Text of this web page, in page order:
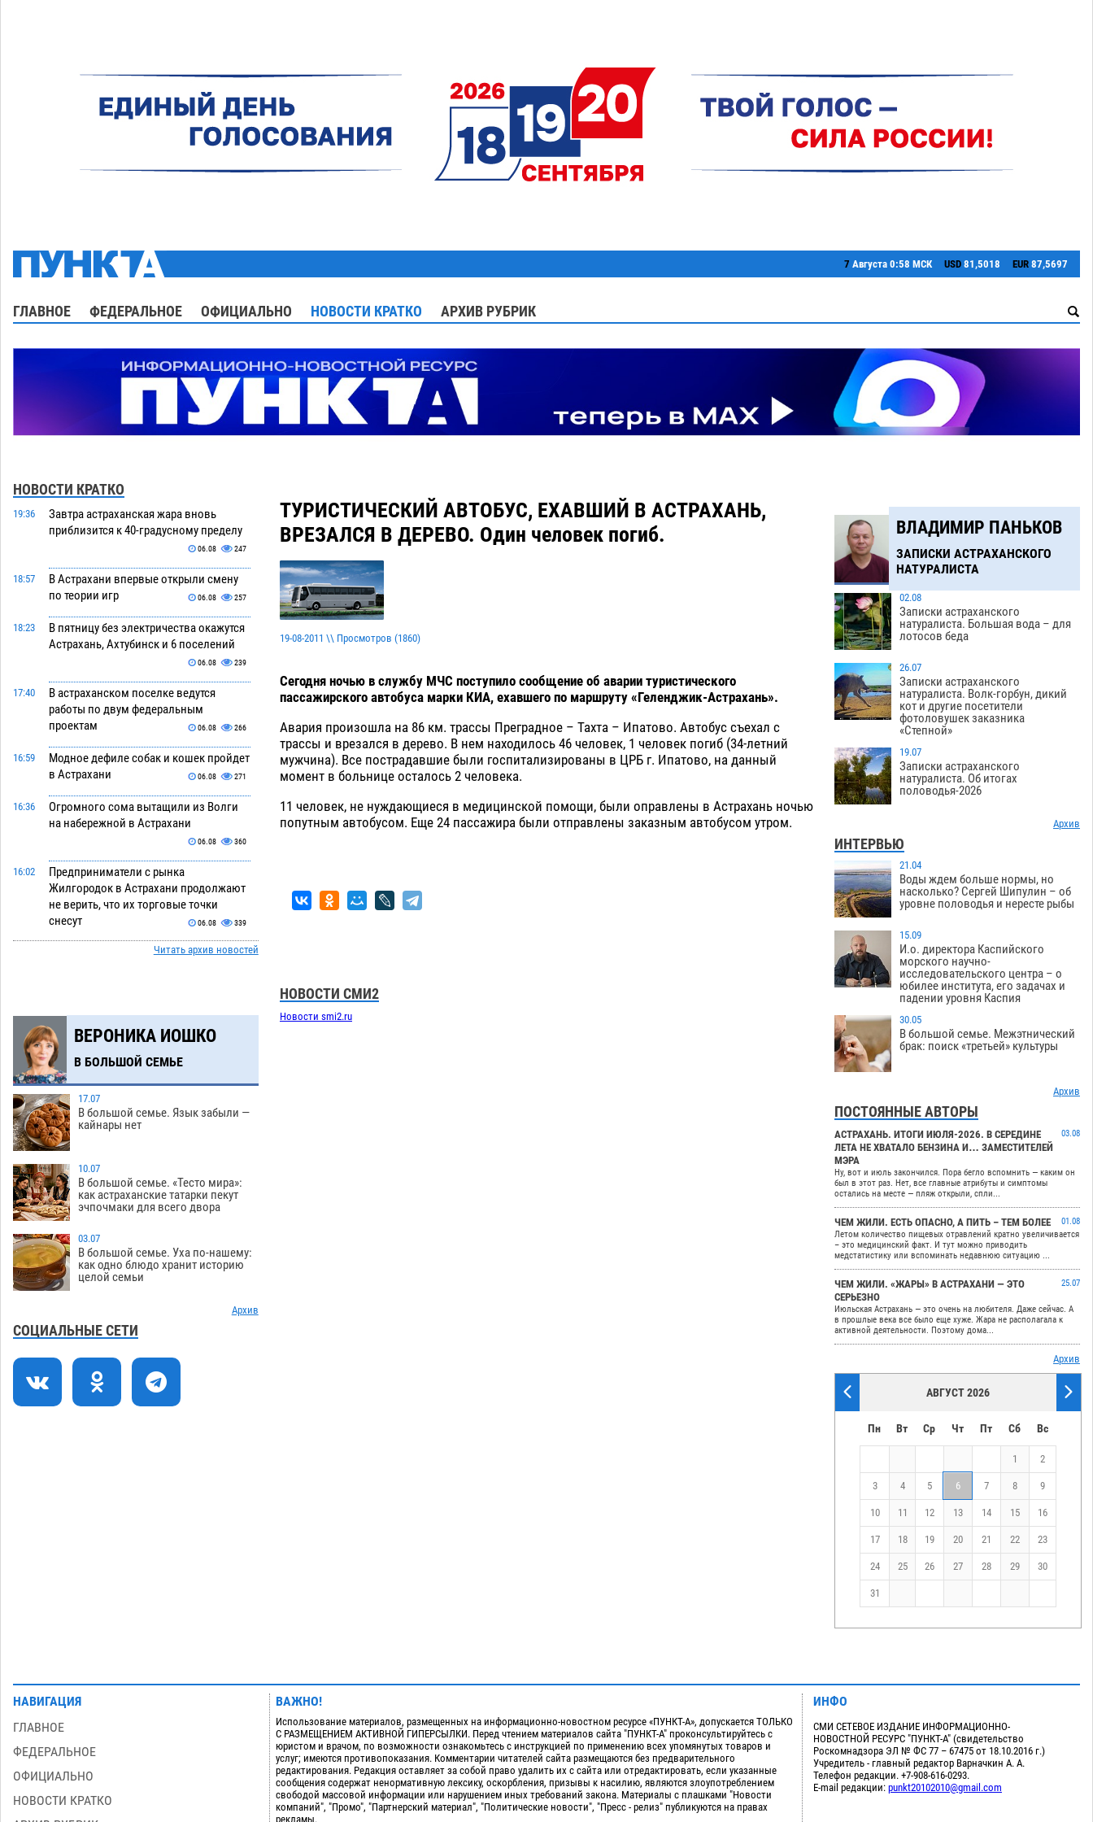
7 Августа 0:58 МСК USD 81,5018 EUR 87,5697
ГЛАВНОЕ ФЕДЕРАЛЬНОЕ ОФИЦИАЛЬНО НОВОСТИ КРАТКО АРХИВ РУБРИК
НОВОСТИ КРАТКО
19:36
Завтра астраханская жара вновь
приблизится к 40-градусному пределу
06.08 247
18:57
В Астрахани впервые открыли смену
по теории игр
06.08 257
18:23
В пятницу без электричества окажутся
Астрахань, Ахтубинск и 6 поселений
06.08 239
17:40
В астраханском поселке ведутся
работы по двум федеральным
проектам
06.08 266
16:59
Модное дефиле собак и кошек пройдет
в Астрахани
06.08 271
16:36
Огромного сома вытащили из Волги
на набережной в Астрахани
06.08 360
16:02
Предприниматели с рынка
Жилгородок в Астрахани продолжают
не верить, что их торговые точки
снесут
06.08 339
Ящерицу из астраханской пустыни
14:35
Буддийские святыни из Астрахани
выставили в музее Пушкина в Москве
13:50
Мэрия Астрахани переводит городские
зеленые зоны на автоматический
полив
06.08 262
13:13
Скончался второй ребенок после
пожара в Астрахани
12:49
Астраханские гандболисты с крупной
победы стартовали на Всероссийской
12:16
В астраханском селе невестка
изрешетила машину свекрови
11:45
Астраханские приставы выдворили 12
Шереметьево
11:08
Как астраханцы назвали своих детей в
июле
Читать архив новостей
ВЕРОНИКА ИОШКО
В БОЛЬШОЙ СЕМЬЕ
17.07
В большой семье. Язык забыли —
кайнары нет
10.07
В большой семье. «Тесто мира»:
как астраханские татарки пекут
эчпочмаки для всего двора
03.07
В большой семье. Уха по-нашему:
как одно блюдо хранит историю
целой семьи
Архив
СОЦИАЛЬНЫЕ СЕТИ
ТУРИСТИЧЕСКИЙ АВТОБУС, ЕХАВШИЙ В АСТРАХАНЬ,
ВРЕЗАЛСЯ В ДЕРЕВО. Один человек погиб.
19-08-2011 \\ Просмотров (1860)
Сегодня ночью в службу МЧС поступило сообщение об аварии туристического
пассажирского автобуса марки КИА, ехавшего по маршруту «Геленджик-Астрахань».
Авария произошла на 86 км. трассы Преградное – Тахта – Ипатово. Автобус съехал с
трассы и врезался в дерево. В нем находилось 46 человек, 1 человек погиб (34-летний
мужчина). Все пострадавшие были госпитализированы в ЦРБ г. Ипатово, на данный
момент в больнице осталось 2 человека.
11 человек, не нуждающиеся в медицинской помощи, были оправлены в Астрахань ночью
попутным автобусом. Еще 24 пассажира были отправлены заказным автобусом утром.
НОВОСТИ СМИ2
Новости smi2.ru
ВЛАДИМИР ПАНЬКОВ
ЗАПИСКИ АСТРАХАНСКОГО
НАТУРАЛИСТА
02.08
Записки астраханского
натуралиста. Большая вода – для
лотосов беда
26.07
Записки астраханского
натуралиста. Волк-горбун, дикий
кот и другие посетители
фотоловушек заказника
«Степной»
19.07
Записки астраханского
натуралиста. Об итогах
половодья-2026
Архив
ИНТЕРВЬЮ
21.04
Воды ждем больше нормы, но
насколько? Сергей Шипулин – об
уровне половодья и нересте рыбы
15.09
И.о. директора Каспийского
морского научно-
исследовательского центра – о
юбилее института, его задачах и
падении уровня Каспия
30.05
В большой семье. Межэтнический
брак: поиск «третьей» культуры
Архив
ПОСТОЯННЫЕ АВТОРЫ
АСТРАХАНЬ. ИТОГИ ИЮЛЯ-2026. В СЕРЕДИНЕ
ЛЕТА НЕ ХВАТАЛО БЕНЗИНА И… ЗАМЕСТИТЕЛЕЙ
МЭРА
03.08
Ну, вот и июль закончился. Пора бегло вспомнить — каким он
был в этот раз. Нет, все главные атрибуты и симптомы
остались на месте — пляж открыли, спли...
ЧЕМ ЖИЛИ. ЕСТЬ ОПАСНО, А ПИТЬ – ТЕМ БОЛЕЕ
01.08
Летом количество пищевых отравлений кратно увеличивается
– это медицинский факт. И тут можно приводить
медстатистику или вспоминать недавнюю ситуацию ...
ЧЕМ ЖИЛИ. «ЖАРЫ» В АСТРАХАНИ — ЭТО
СЕРЬЕЗНО
25.07
Июльская Астрахань — это очень на любителя. Даже сейчас. А
в прошлые века все было еще хуже. Жара не располагала к
активной деятельности. Поэтому дома...
Архив
АВГУСТ 2026
Пн Вт Ср Чт Пт Сб Вс
1 2
3 4 5 6 7 8 9
10 11 12 13 14 15 16
17 18 19 20 21 22 23
24 25 26 27 28 29 30
31
НАВИГАЦИЯ
ГЛАВНОЕ
ФЕДЕРАЛЬНОЕ
ОФИЦИАЛЬНО
НОВОСТИ КРАТКО
ВАЖНО!
Использование материалов, размещенных на информационно-новостном ресурсе «ПУНКТ-А», допускается ТОЛЬКО
С РАЗМЕЩЕНИЕМ АКТИВНОЙ ГИПЕРСЫЛКИ. Перед чтением материалов сайта "ПУНКТ-А" проконсультируйтесь с
юристом и врачом, по возможности ознакомьтесь с инструкцией по применению всех упомянутых товаров и
услуг; имеются противопоказания. Комментарии читателей сайта размещаются без предварительного
редактирования. Редакция оставляет за собой право удалить их с сайта или отредактировать, если указанные
сообщения содержат ненормативную лексику, оскорбления, призывы к насилию, являются злоупотреблением
свободой массовой информации или нарушением иных требований закона. Материалы с плашками "Новости
компаний", "Промо", "Партнерский материал", "Политические новости", "Пресс - релиз" публикуются на правах
рекламы.
ИНФО
СМИ СЕТЕВОЕ ИЗДАНИЕ ИНФОРМАЦИОННО-
НОВОСТНОЙ РЕСУРС "ПУНКТ-А" (свидетельство
Роскомнадзора ЭЛ № ФС 77 – 67475 от 18.10.2016 г.)
Учредитель - главный редактор Варначкин А. А.
Телефон редакции. +7-908-616-0293.
E-mail редакции: punkt20102010@gmail.com